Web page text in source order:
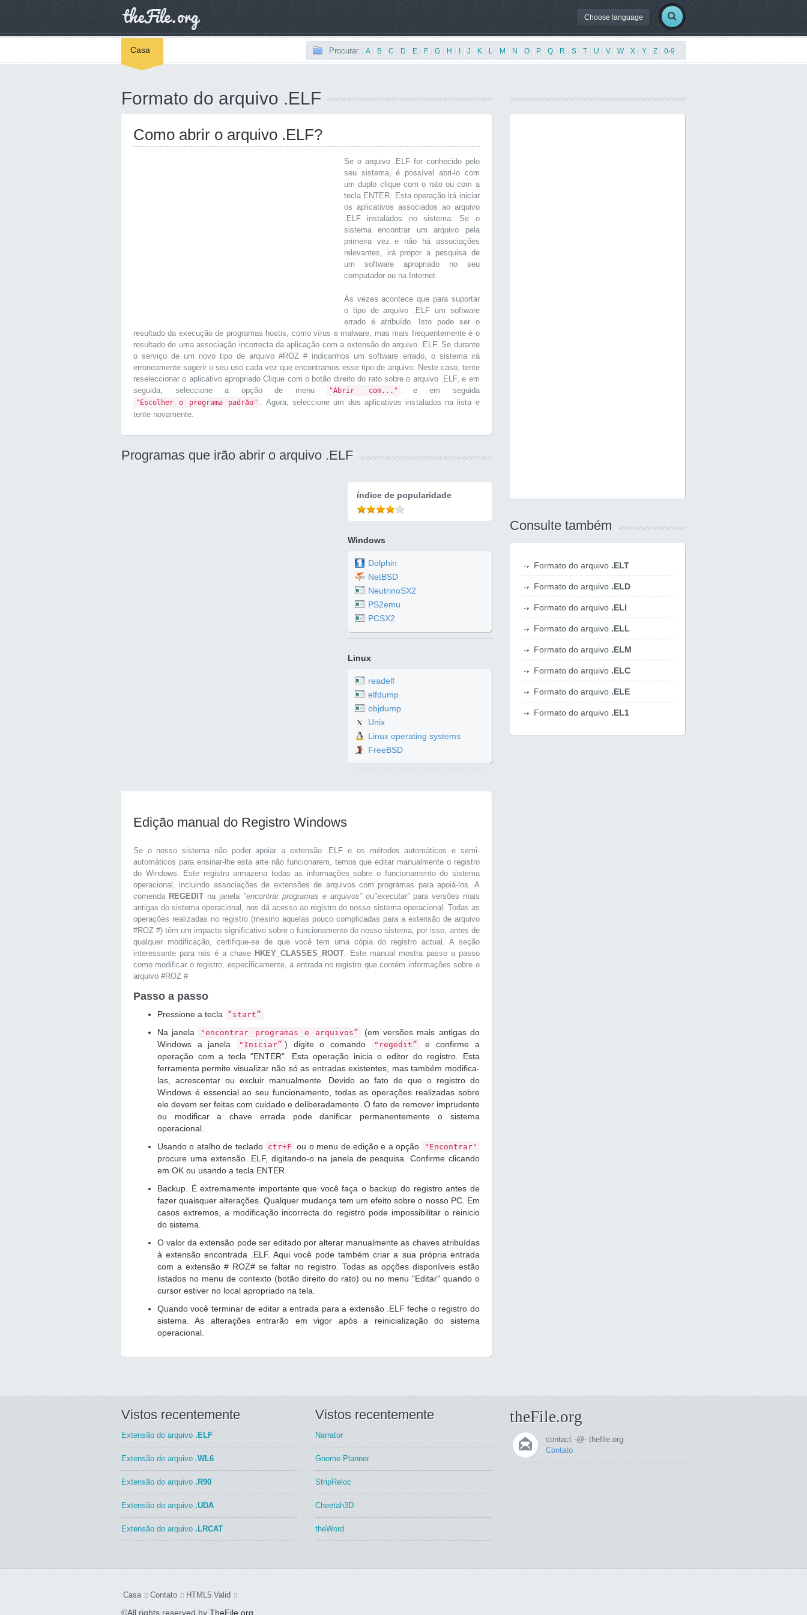
Choose language
Casa Procurar A B C D E F G H J K L M N O P Q R S T U V W X Y Z 0-9
Formato do arquivo .ELF
Como abrir o arquivo .ELF?
Se o arquivo .ELF for conhecido pelo
seu sistema, é possível abri-lo com
um duplo clique com o rato ou com a
tecla ENTER. Esta operação irá iniciar
os aplicativos associados ao arquivo
.ELF instalados no sistema. Se o
sistema encontrar um arquivo pela
primeira vez e não há associações
relevantes, irá propor a pesquisa de
um software apropriado no seu
computador ou na Internet.
Às vezes acontece que para suportar
o tipo de arquivo .ELF um software
errado é atribuído. Isto pode ser o
resultado da execução de programas hostis, como vírus e malware, mas mais frequentemente é o
resultado de uma associação incorrecta da aplicação com a extensão do arquivo .ELF. Se durante
o serviço de um novo tipo de arquivo #ROZ # indicarmos um software errado, o sistema irá
erroneamente sugerir o seu uso cada vez que encontramos esse tipo de arquivo. Neste caso, tente
reseleccionar o aplicativo apropriado Clique com o botão direito do rato sobre o arquivo .ELF, e em
seguida, seleccione a opção de menu
"Abrir com..." e em seguida
"Escolher o programa padrão" . Agora, seleccione um dos aplicativos instalados na lista e
tente novamente.
Programas que irão abrir o arquivo .ELF
índice de popularidade
Windows
Dolphin
NetBSD
NeutrinoSX2
PS2emu
PCSX2
Linux
readelf
elfdump
objdump
Unix
Linux operating systems
FreeBSD
Edição manual do Registro Windows
Se o nosso sistema não poder apoiar a extensão .ELF e os métodos automáticos e semi-
automáticos para ensinar-lhe esta arte não funcionarem, temos que editar manualmente o registro
do Windows. Este registro armazena todas as informações sobre o funcionamento do sistema
operacional, incluindo associações de extensões de arquivos com programas para apoiá-los. A
comenda REGEDITna janela "encontrar programas e arquivos”ou"executar”para versões mais
antigas do sistema operacional, nos dá acesso ao registro do nosso sistema operacional. Todas as
operações realizadas no registro (mesmo aquelas pouco complicadas para a extensão de arquivo
#ROZ #) têm um impacto significativo sobre o funcionamento do nosso sistema, por isso, antes de
qualquer modificação, certifique-se de que você tem uma cópia do registro actual. A seção
interessante para nós é a chave HKEY_CLASSES_ROOT. Este manual mostra passo a passo
como modificar o registro, especificamente, a entrada no registro que contém informações sobre o
arquivo #ROZ #
Passo a passo
Pressione a tecla “start”
Na janela "encontrar programas e arquivos”
(em versões mais antigas do
Windows a janela
"Iniciar” ) digite o comando "regedit”
e confirme a
operação com a tecla "ENTER". Esta operação inicia o editor do registro. Esta
ferramenta permite visualizar não só as entradas existentes, mas também modifica-
las, acrescentar ou excluir manualmente. Devido ao fato de que o registro do
Windows é essencial ao seu funcionamento, todas as operações realizadas sobre
ele devem ser feitas com cuidado e deliberadamente. O fato de remover imprudente
ou modificar a chave errada pode danificar permanentemente o sistema
operacional.
Usando o atalho de teclado ctr+F ou o menu de edição e a opção "Encontrar"
procure uma extensão .ELF, digitando-o na janela de pesquisa. Confirme clicando
em OK ou usando a tecla ENTER.
Backup. É extremamente importante que você faça o backup do registro antes de
fazer quaisquer alterações. Qualquer mudança tem um efeito sobre o nosso PC. Em
casos extremos, a modificação incorrecta do registro pode impossibilitar o reinicio
do sistema.
O valor da extensão pode ser editado por alterar manualmente as chaves atribuídas
à extensão encontrada .ELF. Aqui você pode também criar a sua própria entrada
com a extensão # ROZ# se faltar no registro. Todas as opções disponíveis estão
listados no menu de contexto (botão direito do rato) ou no menu "Editar" quando o
cursor estiver no local apropriado na tela.
Quando você terminar de editar a entrada para a extensão .ELF feche o registro do
sistema. As alterações entrarão em vigor após a reinicialização do sistema
operacional.
Consulte também
Formato do arquivo .ELT
Formato do arquivo .ELD
Formato do arquivo .ELI
Formato do arquivo .ELL
Formato do arquivo .ELM
Formato do arquivo .ELC
Formato do arquivo .ELE
Formato do arquivo .EL1
Vistos recentemente
Extensão do arquivo .ELF
Extensão do arquivo .WL6
Extensão do arquivo .R90
Extensão do arquivo .UDA
Extensão do arquivo .LRCAT
Vistos recentemente
Narrator
Gnome Planner
StripReloc
Cheetah3D
theWord
theFile.org
contact -@- thefile.org
Contato
Casa Contato HTML5 Valid
©All rights reserved by TheFile.org